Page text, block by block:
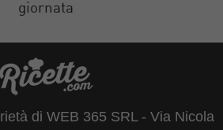
giornata
di WEB 365 SRL - Via Nicola